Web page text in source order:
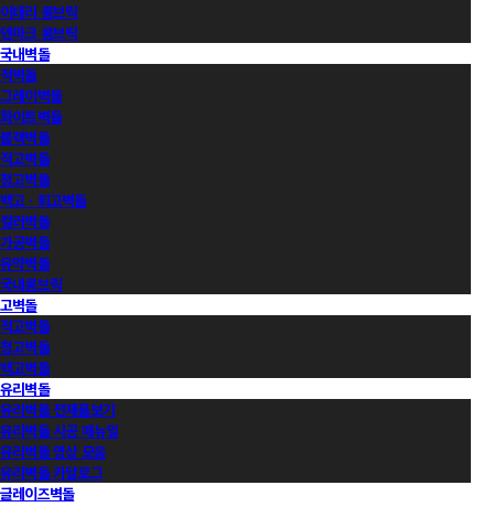
이태리 롱브릭
덴마크 롱브릭
국내벽돌
적벽돌
그레이벽돌
화이트벽돌
블랙벽돌
적고벽돌
청고벽돌
백고ㆍ회고벽돌
컬러벽돌
가공벽돌
유약벽돌
국내롱브릭
고벽돌
적고벽돌
청고벽돌
백고벽돌
유리벽돌
유리벽돌 전제품보기
유리벽돌 시공 매뉴얼
유리벽돌 영상 모음
유리벽돌 카달로그
글레이즈벽돌